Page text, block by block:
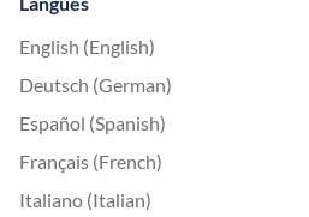
English (English)
Deutsch (German)
Español (Spanish)
Français (French)
Italiano (Italian)